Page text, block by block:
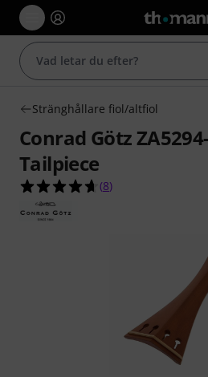
Stränghållare fiol/altfiol
Conrad Götz
Tailpiece
4.6 av 5 stjärnor
(8)